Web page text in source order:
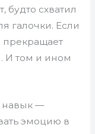
будто схватил
галочки. Если
прекращает
И том и ином
навык —
эмоцию в